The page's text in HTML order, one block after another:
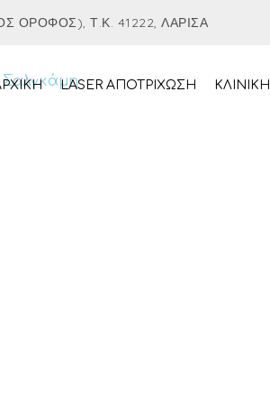
ΌΡΟΦΟΣ), Τ.Κ. 41222, ΛΆΡΙΣΑ
LASER ΑΠΟΤΡΙΧΩΣΗ